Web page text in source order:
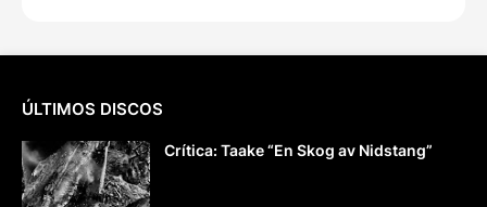
ÚLTIMOS DISCOS
Crítica: Taake “En Skog av Nidstang”